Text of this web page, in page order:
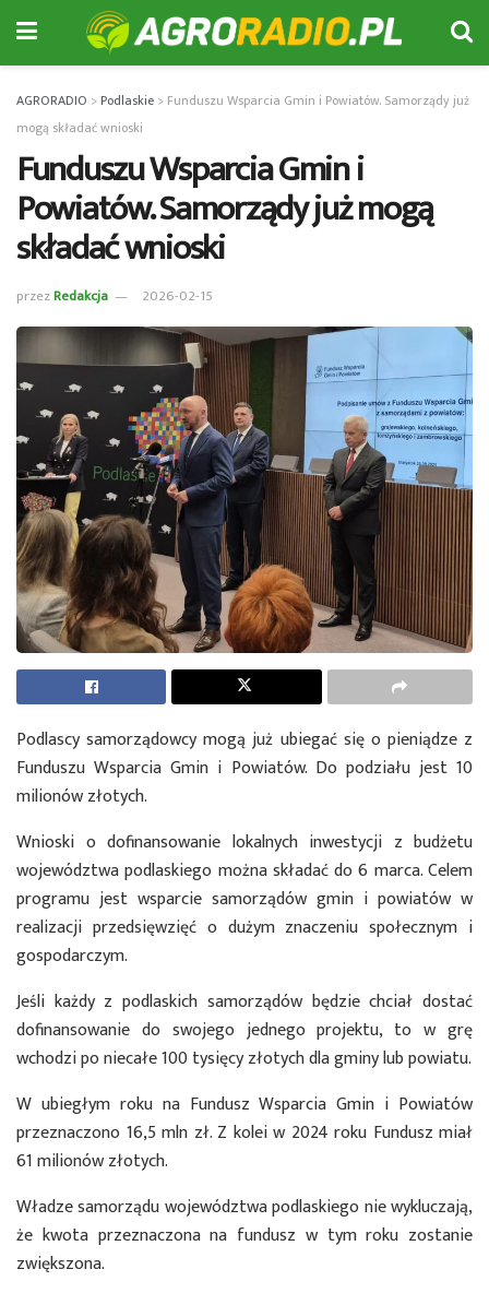
AGRORADIO >Podlaskie > Funduszu Wsparcia Gmin i Powiatów. Samorządy już
mogą składać wnioski
Funduszu Wsparcia Gmin i
Powiatów. Samorządy już mogą
składać wnioski
przezRedakcja 2026-02-15
Podlascy samorządowcy mogą już ubiegać się o pieniądze z
Funduszu Wsparcia Gmin i Powiatów. Do podziału jest 10
milionów złotych.
Wnioski o dofinansowanie lokalnych inwestycji z budżetu
województwa podlaskiego można składać do 6 marca. Celem
programu jest wsparcie samorządów gmin i powiatów w
realizacji przedsięwzięć o dużym znaczeniu społecznym i
gospodarczym.
Jeśli każdy z podlaskich samorządów będzie chciał dostać
dofinansowanie do swojego jednego projektu, to w grę
wchodzi po niecałe 100 tysięcy złotych dla gminy lub powiatu.
W ubiegłym roku na Fundusz Wsparcia Gmin i Powiatów
przeznaczono 16,5 mln zł. Z kolei w 2024 roku Fundusz miał
61 milionów złotych.
Władze samorządu województwa podlaskiego nie wykluczają,
że kwota przeznaczona na fundusz w tym roku zostanie
zwiększona.